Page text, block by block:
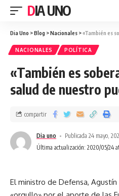
DIA UNO
Dia Uno >Blog >Nacionales >«También es
NACIONALES POLÍTICA
«También es
salud de nuestro
Última actualización: 2020/05/24
Dia uno Publicada 24 mayo,
compartir
El ministro de Defensa, Agustín